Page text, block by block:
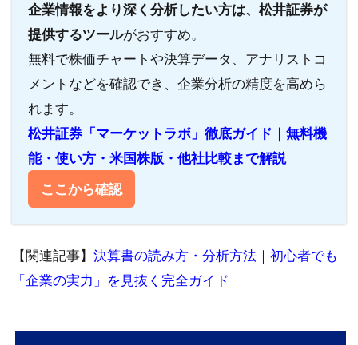
企業情報をより深く分析したい方は、松井証券が
提供するツールがおすすめ。
無料で株価チャートや決算データ、アナリストコ
メントなどを確認でき、企業分析の精度を高めら
れます。
松井証券「マーケットラボ」徹底ガイド｜無料機
能・使い方・米国株版・他社比較まで解説
ここから確認
【関連記事】 決算書の読み方・分析方法｜初心者でも
「企業の実力」を見抜く完全ガイド